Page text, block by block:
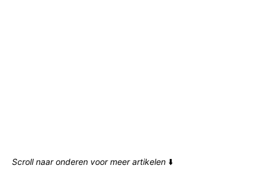
Scroll naar onderen voor meer artikelen ⬇️